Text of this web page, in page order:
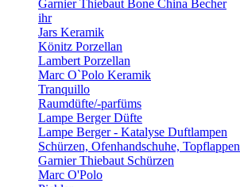
Garnier Thiebaut Bone China Becher
ihr
Jars Keramik
Könitz Porzellan
Lambert Porzellan
Marc O`Polo Keramik
Tranquillo
Raumdüfte/-parfüms
Lampe Berger Düfte
Lampe Berger - Katalyse Duftlampen
Schürzen, Ofenhandschuhe, Topflappen
Garnier Thiebaut Schürzen
Marc O'Polo